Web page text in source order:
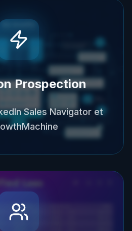
Prospection
Sales Navigator et